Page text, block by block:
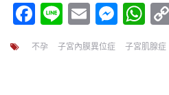
Facebook
LineEmail
不孕 子宮內膜異位症 子宮肌腺症